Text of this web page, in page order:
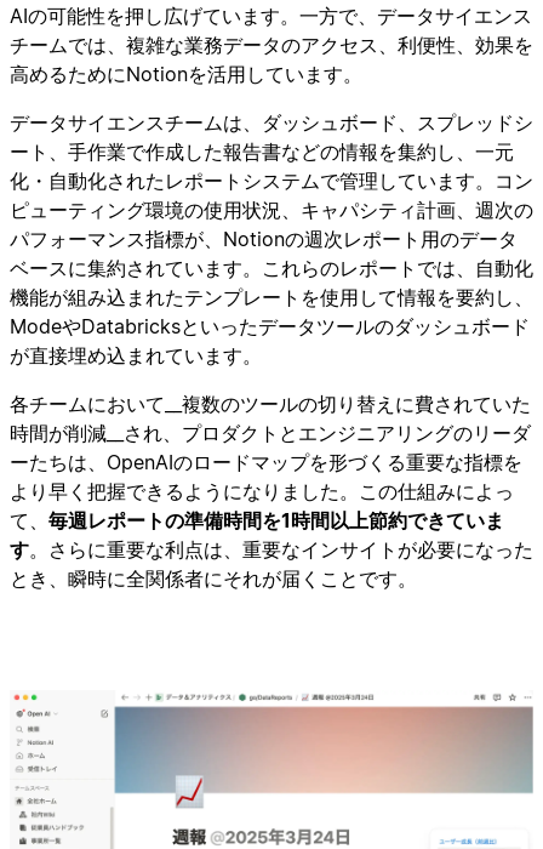
AIの可能性を押し広げています。一方で、データサイエンス
チームでは、複雑な業務データのアクセス、利便性、効果を
高めるためにNotionを活用しています。
データサイエンスチームは、ダッシュボード、スプレッドシ
ート、手作業で作成した報告書などの情報を集約し、一元
化・自動化されたレポートシステムで管理しています。コン
ピューティング環境の使用状況、キャパシティ計画、週次の
パフォーマンス指標が、Notionの週次レポート用のデータ
ベースに集約されています。これらのレポートでは、自動化
機能が組み込まれたテンプレートを使用して情報を要約し、
ModeやDatabricksといったデータツールのダッシュボード
が直接埋め込まれています。
各チームにおいて__複数のツールの切り替えに費されていた
時間が削減__され、プロダクトとエンジニアリングのリーダ
ーたちは、OpenAIのロードマップを形づくる重要な指標を
より早く把握できるようになりました。この仕組みによっ
て、 毎週レポートの準備時間を1時間以上節約できていま
す。さらに重要な利点は、重要なインサイトが必要になった
とき、瞬時に全関係者にそれが届くことです。